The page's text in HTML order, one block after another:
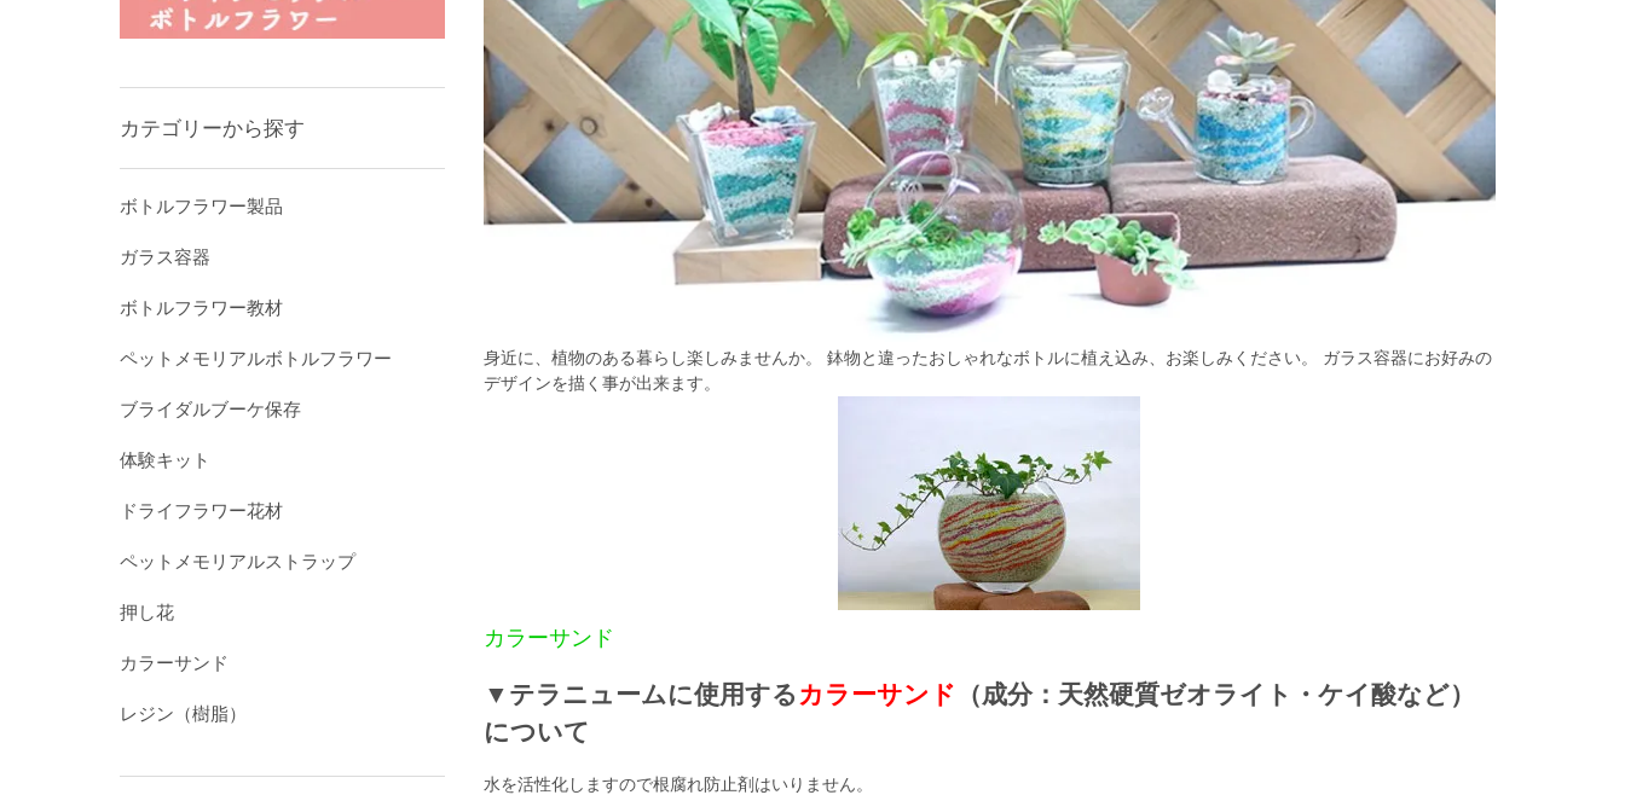
身近に、植物のある暮らし楽しみませんか。 鉢物と違ったおしゃれなボトルに植え込み、お楽しみください。 ガラス容器にお好みの
デザインを描く事が出来ます。
カラーサンド
▼テラニュームに使用する カラーサンド （成分：天然硬質ゼオライト・ケイ酸など）
について
水を活性化しますので根腐れ防止剤はいりません。
カテゴリーから探す
ボトルフラワー製品
ガラス容器
ボトルフラワー教材
ペットメモリアルボトルフラワー
ブライダルブーケ保存
体験キット
ドライフラワー花材
ペットメモリアルストラップ
押し花
カラーサンド
レジン（樹脂）